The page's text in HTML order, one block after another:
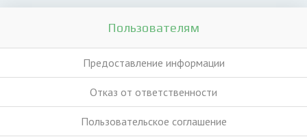
Пользователям
Предоставление информации
Отказ от ответственности
Пользовательское соглашение